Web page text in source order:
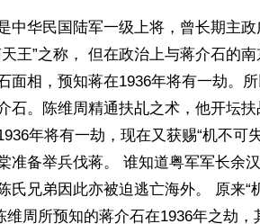
中华民国陆军一级上将，曾长期主
王”之称， 但在政治上与蒋介石的
面相，预知蒋在1936年将有一劫。
石。陈维周精通扶乩之术，他开坛
年将有一劫，现在又获赐“机不可
准备举兵伐蒋。 谁知道粤军军长余
氏兄弟因此亦被迫逃亡海外。 原来“
维周所预知的蒋介石在1936年之劫